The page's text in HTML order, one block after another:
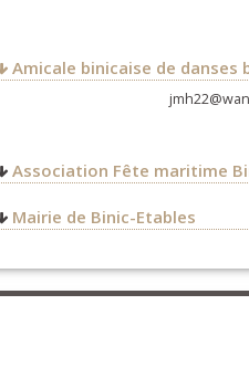
Amicale binicaise de danses
Association Fête maritime
Mairie de Binic-Etables
22680
FRANCE